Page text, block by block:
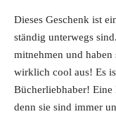
Dieses Geschenk ist
ständig unterwegs
mitnehmen und
wirklich cool aus! Es
Bücherliebhaber! Eine
denn sie sind immer